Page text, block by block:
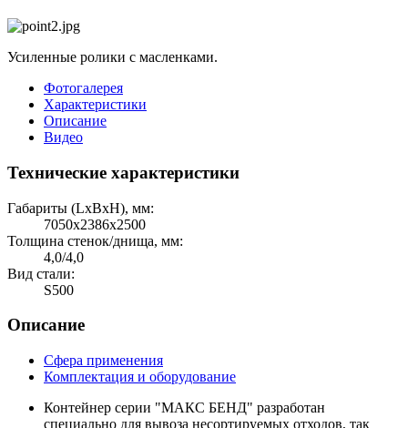
Усиленные ролики с масленками.
Фотогалерея
Характеристики
Описание
Видео
Технические характеристики
Габариты (LхBхH), мм:
7050х2386х2500
Толщина стенок/днища, мм:
4,0/4,0
Вид стали:
S500
Описание
Сфера применения
Комплектация и оборудование
Контейнер серии "МАКС БЕНД" разработан
специально для вывоза несортируемых отходов, так